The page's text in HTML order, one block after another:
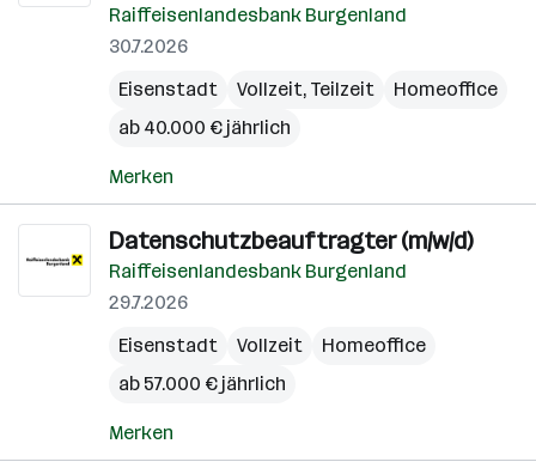
Raiffeisenlandesbank Burgenland
30.7.2026
Eisenstadt
Vollzeit, Teilzeit
Homeoffice
ab 40.000 € jährlich
Merken
Datenschutzbeauftragter (m/w/d)
Raiffeisenlandesbank Burgenland
29.7.2026
Eisenstadt
Vollzeit
Homeoffice
ab 57.000 € jährlich
Merken